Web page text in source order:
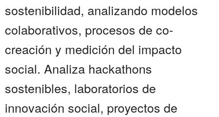
sostenibilidad, analizando modelos
colaborativos, procesos de co-
creación y medición del impacto
social. Analiza hackathons
sostenibles, laboratorios de
innovación social, proyectos de